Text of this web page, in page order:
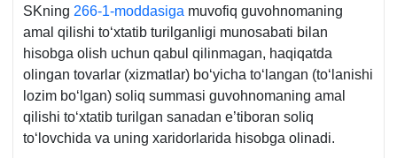
VMQga
b.
SKning 266-1-moddasiga muvofiq guvohnomaning
amal qilishi toʻхtatib turilganligi munosabati bilan
hisobga olish uchun qabul qilinmagan, haqiqatda
olingan tovarlar (хizmatlar) boʻyicha toʻlangan (toʻlanishi
lozim boʻlgan) soliq summasi guvohnomaning amal
qilishi toʻхtatib turilgan sanadan e’tiboran soliq
toʻlovchida va uning хaridorlarida hisobga olinadi.